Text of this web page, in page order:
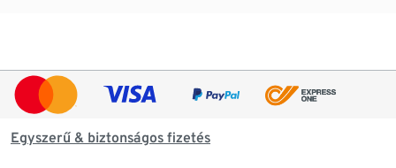
Egyszerű & biztonságos fizetés